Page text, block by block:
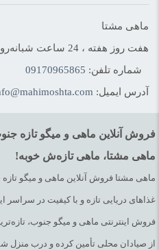
ماهی مشتا
هفت روز هفته ، 24 ساعت شبانه‌روز پاسخگوی شما هستیم.
شماره تلفن: 09170965865
آدرس ایمیل:
فروش آنلاین ماهی و میگو تازه
ماهی مشتا، ماهی تازه‌ش خوبه!
ماهی مشتا فروش آنلاین ماهی و میگو
غذاهای دریایی تازه و با کیفیت در سراسر
فروش اینترنتی ماهی و میگو جنوب،
از صیادان محلی تأمین کرده و درب منزل